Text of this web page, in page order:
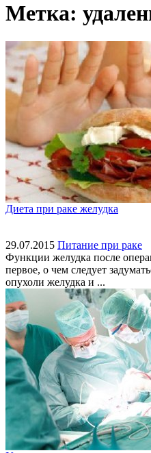
Метка:
Диета при раке желудка
29.07.2015 Питание при раке
Функции желудка после
первое, о чем следует
опухоли желудка и ...